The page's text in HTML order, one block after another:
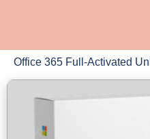
Office 365 Full-Activated